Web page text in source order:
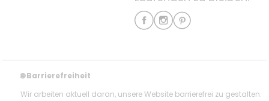
🌐Barrierefreiheit
Wir arbeiten aktuell daran, unsere Website barrierefrei zu gestalten.